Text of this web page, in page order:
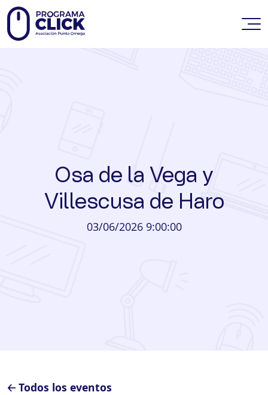
Osa de la Vega y
Villescusa de Haro
03/06/2026 9:00:00
🡠 Todos los eventos